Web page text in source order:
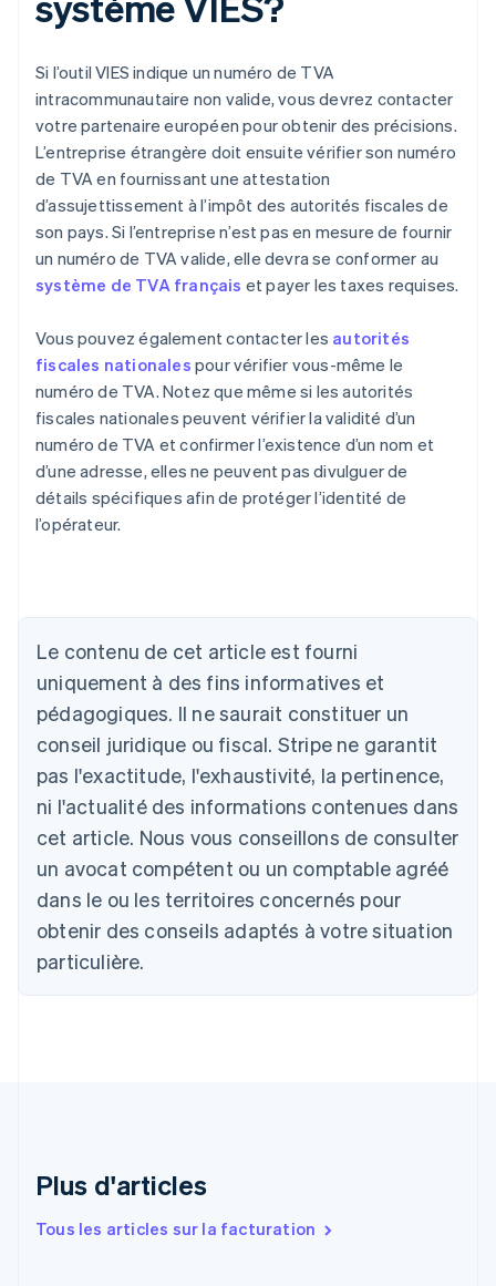
Si l’outil VIES indique un numéro de TVA
intracommunautaire non valide, vous devrez contacter
votre partenaire européen pour obtenir des précisions.
L’entreprise étrangère doit ensuite vérifier son numéro
de TVA en fournissant une attestation
d’assujettissement à l’impôt des autorités fiscales de
son pays. Si l’entreprise n’est pas en mesure de fournir
un numéro de TVA valide, elle devra se conformer au
système de TVA français et payer les taxes requises.
Vous pouvez également contacter les autorités
fiscales nationales pour vérifier vous-même le
numéro de TVA. Notez que même si les autorités
fiscales nationales peuvent vérifier la validité d’un
numéro de TVA et confirmer l’existence d’un nom et
d’une adresse, elles ne peuvent pas divulguer de
détails spécifiques afin de protéger l’identité de
l’opérateur.
Le contenu de cet article est fourni
uniquement à des fins informatives et
pédagogiques. Il ne saurait constituer un
conseil juridique ou fiscal. Stripe ne garantit
pas l'exactitude, l'exhaustivité, la pertinence,
ni l'actualité des informations contenues dans
cet article. Nous vous conseillons de consulter
un avocat compétent ou un comptable agréé
dans le ou les territoires concernés pour
obtenir des conseils adaptés à votre situation
particulière.
Plus d'articles
Tous les articles sur la facturation
Allemagne
Australie
English
Autriche
DeutschEnglish
Belgique
NederlandsFrançaisDeutschEnglish
Português English
Bulgarie
English
Canada
EnglishFrançais
English
Émirats arabes unis